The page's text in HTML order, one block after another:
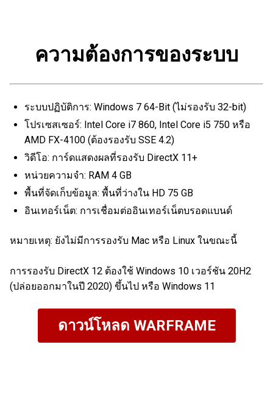
ความต้องการของระบบ
ระบบปฏิบัติการ: Windows 7 64-Bit (ไม่รองรับ 32-bit)
โปรเซสเซอร์: Intel Core i7 860, Intel Core i5 750 หรือ
AMD FX-4100 (ต้องรองรับ SSE 4.2)
วิดีโอ: การ์ดแสดงผลที่รองรับ DirectX 11+
หน่วยความจำ: RAM 4 GB
พื้นที่จัดเก็บข้อมูล: พื้นที่ว่างใน HD 75 GB
อินเทอร์เน็ต: การเชื่อมต่ออินเทอร์เน็ตบรอดแบนด์
หมายเหตุ: ยังไม่มีการรองรับ Mac หรือ Linux ในขณะนี้
การรองรับ DirectX 12 ต้องใช้ Windows 10 เวอร์ชัน 20H2
(ปล่อยออกมาในปี 2020) ขึ้นไป หรือ Windows 11
ดาวน์โหลด WARFRAME